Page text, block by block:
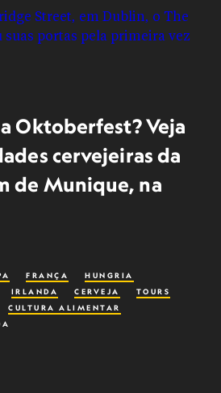
FERIADOS INVERNO
Oktoberfest? Veja
cervejeiras da
de Munique, na
FRANÇA
HUNGRIA
IRLANDA CERVEJA
TOURS
CULTURA ALIMENTAR